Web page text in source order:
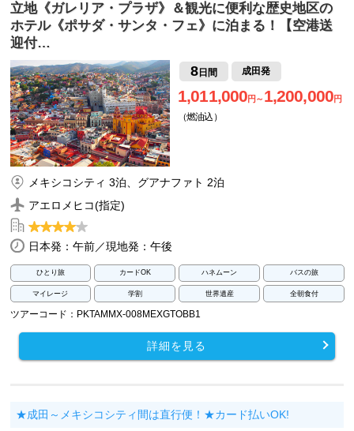
立地《ガレリア・プラザ》＆観光に便利な歴史地区の
ホテル《ポサダ・サンタ・フェ》に泊まる！【空港送
迎付…
8日間 成田発
1,011,000円～ 1,200,000円
（燃油込）
メキシコシティ 3泊、グアナファト 2泊
アエロメヒコ(指定)
日本発：午前／現地発：午後
ひとり旅 カードOK ハネムーン バスの旅
マイレージ 学割 世界遺産 全朝食付
ツアーコード：PKTAMMX-008MEXGTOBB1
詳細を見る
★成田～メキシコシティ間は直行便！★カード払いOK!